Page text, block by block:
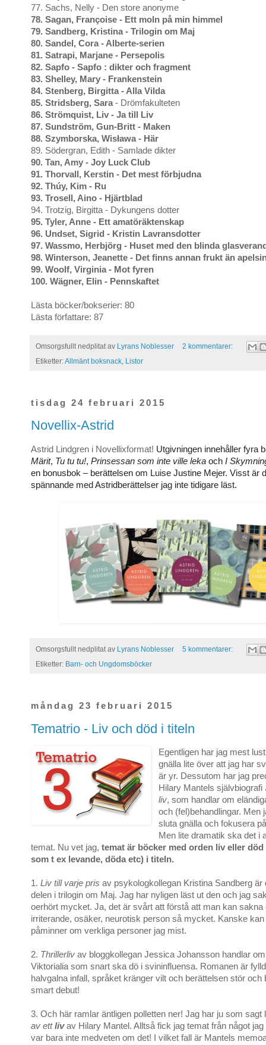
77. Sachs, Nelly - Den store anonyme
78. Sagan, Françoise - Ett moln på min himmel
79. Sandberg, Kristina - Trilogin om Maj
80. Sandel, Cora - Alberte-serien
81. Satrapi, Marjane - Persepolis
82. Sapfo - Sapfo : dikter och fragment
83. Shelley, Mary - Frankenstein
84. Stenberg, Birgitta - Alla Vilda
85. Stridsberg, Sara - Drömfakulteten
86. Strömquist, Liv - Ja till Liv
87. Sundström, Gun-Britt - Maken
88. Szymborska, Wisława - Här
89. Södergran, Edith - Samlade dikter
90. Tan, Amy - Joy Luck Club
91. Thorvall, Kerstin - Det mest förbjudna
92. Thúy, Kim - Ru
93. Trosell, Aino - Hjärtblad
94. Trotzig, Birgitta - Dykungens dotter
95. Tyler, Anne - Ett amatöräktenskap
96. Undset, Sigrid - Kristin Lavransdotter
97. Wassmo, Herbjörg - Huset med den blinda
98. Winterson, Jeanette - Det finns annan frukt än
99. Woolf, Virginia - Mot fyren
100. Wägner, Elin - Pennskaftet
Lästa böcker/bokserier: 80
Lästa författare: 87
Omsorgsfullt nedplitat av Lyrans Noblesser
2 kommentarer:
Etiketter:Allmänt boksnack, Listor
tisdag 24 februari 2015
Novellix-Astrid
Astrid Lindgren i Novellixformat! Utgivningen innehåller fyra
Märit, Tu tu tu!, Prinsessan som inte ville leka och I
en bonusbok – berättelsen om Luise Justine Mejer. Visst är
spännande med Astridberättelser jag inte tidigare läst.
Omsorgsfullt nedplitat av Lyrans Noblesser
5 kommentarer:
Etiketter: Barn- och Ungdomsböcker
måndag 23 februari 2015
Tematrio - Liv och död i titeln
Egentligen har jag mest
gnälla lite över att jag har
är yr. Dessutom har jag
Hilary Mantels självbiografi
liv, som handlar om
och (fel)behandlingar. Men
sluta gnälla och fokusera
Men lite dramatik ska det i
temat. Nu vet jag, temat är böcker med orden liv eller
som t ex levande, döda etc) i titeln.
1. Liv till varje pris av psykologkollegan Kristina Sandberg är
delen i trilogin om Maj. Jag har nyligen läst ut den och jag
oerhört mycket. Ja, det är svårt att förstå att man kan sakna
irriterande, osäker, neurotisk person så mycket. Kanske
påminner om verkliga personer jag mist.
2. Thrillerliv av bloggkollegan Jessica Johansson handlar
Viktorialia som snart ska dö i svininfluensa. Romanen är
halvgalna infall, språket kränger vilt och berättelsen stör och
smart debut!
3. Och här ramlar äntligen polletten ner! Jag har ju som sagt
av ettlivav Hilary Mantel. Alltså fick jag temat från något
var bara inte medveten om det! I vilket fall är Mantels